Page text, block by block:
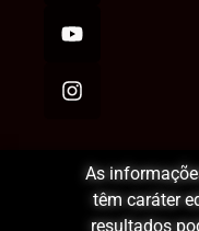
As
têm caráter
resultados